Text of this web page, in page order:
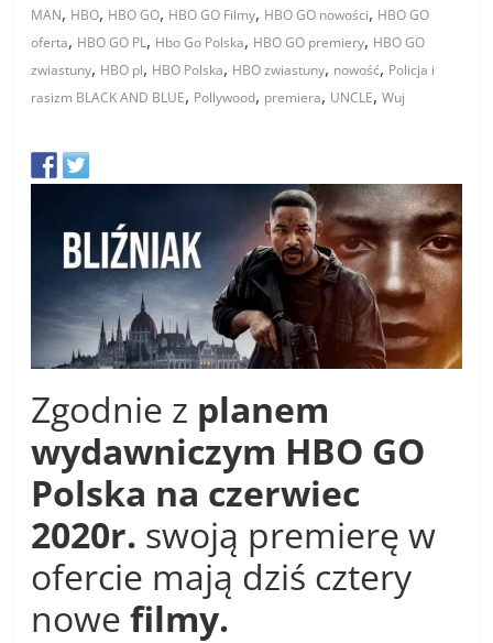
MAN, HBO, HBO GO, HBO GO Filmy, HBO GO nowości, HBO GO
oferta, HBO GO PL, Hbo Go Polska, HBO GO premiery, HBO GO
zwiastuny, HBO pl, HBO Polska, HBO zwiastuny, nowość, Policja i
rasizm BLACK AND BLUE, Pollywood, premiera, UNCLE,Wuj
Zgodnie z planem
wydawniczym HBO GO
Polska na czerwiec
2020r. swoją premierę w
ofercie mają dziś cztery
nowefilmy.